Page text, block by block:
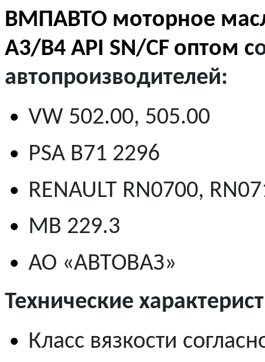
ВМПАВТО моторное
A3/B4 API SN/CF оптом с
автопроизводителей:
VW 502.00, 505.00
PSA B71 2296
RENAULT RN0700,
MB 229.3
АО «АВТОВАЗ»
Технические
Класс вязкости